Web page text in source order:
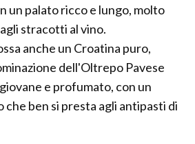
un palato ricco e lungo, molto
stracotti al vino.
anche un Croatina puro,
dell'Oltrepo Pavese
e profumato, con un
che ben si presta agli antipasti di